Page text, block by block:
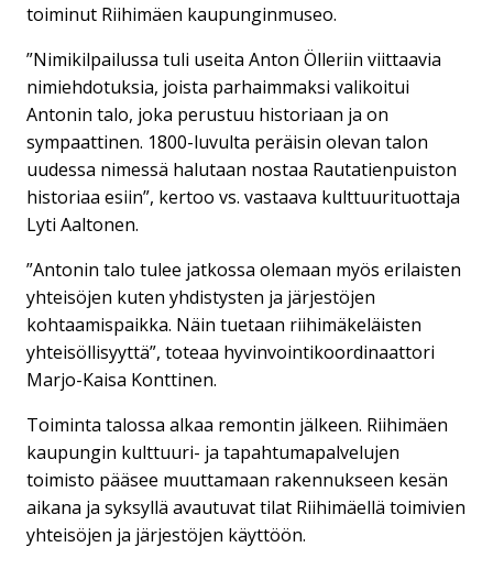
toiminut Riihimäen kaupunginmuseo.
”Nimikilpailussa tuli useita Anton Ölleriin viittaavia
nimiehdotuksia, joista parhaimmaksi valikoitui
Antonin talo, joka perustuu historiaan ja on
sympaattinen. 1800-luvulta peräisin olevan talon
uudessa nimessä halutaan nostaa Rautatienpuiston
historiaa esiin”, kertoo vs. vastaava kulttuurituottaja
Lyti Aaltonen.
”Antonin talo tulee jatkossa olemaan myös erilaisten
yhteisöjen kuten yhdistysten ja järjestöjen
kohtaamispaikka. Näin tuetaan riihimäkeläisten
yhteisöllisyyttä”, toteaa hyvinvointikoordinaattori
Marjo-Kaisa Konttinen.
Toiminta talossa alkaa remontin jälkeen. Riihimäen
kaupungin kulttuuri- ja tapahtumapalvelujen
toimisto pääsee muuttamaan rakennukseen kesän
aikana ja syksyllä avautuvat tilat Riihimäellä toimivien
yhteisöjen ja järjestöjen käyttöön.